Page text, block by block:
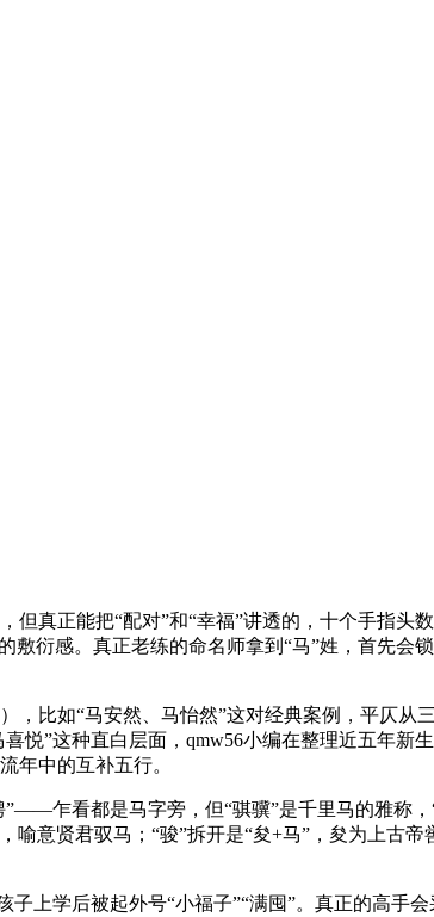
真正能把“配对”和“幸福”讲透的，十个手指头
衍感。真正老练的命名师拿到“马”姓，首先会
比如“马安然、马怡然”这对经典案例，平仄从
悦”这种直白层面，qmw56小编在整理近五年新
年中的互补五行。
乍看都是马字旁，但“骐骥”是千里马的雅称
喻意贤君驭马；“骏”拆开是“夋+马”，夋为上古
子上学后被起外号“小福子”“满囤”。真正的高